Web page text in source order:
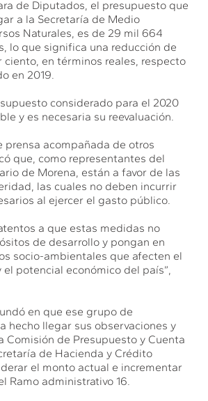
de Diputados, el presupuesto que
a la Secretaría de Medio
Naturales, es de 29 mil 664
lo que significa una reducción de
ciento, en términos reales, respecto
en 2019.
considerado para el 2020
y es necesaria su reevaluación.
prensa acompañada de otros
que, como representantes del
de Morena, están a favor de las
las cuales no deben incurrir
al ejercer el gasto público.
a que estas medidas no
de desarrollo y pongan en
socio-ambientales que afecten el
potencial económico del país”,
en que ese grupo de
hecho llegar sus observaciones y
Comisión de Presupuesto y Cuenta
de Hacienda y Crédito
el monto actual e incrementar
Ramo administrativo 16.